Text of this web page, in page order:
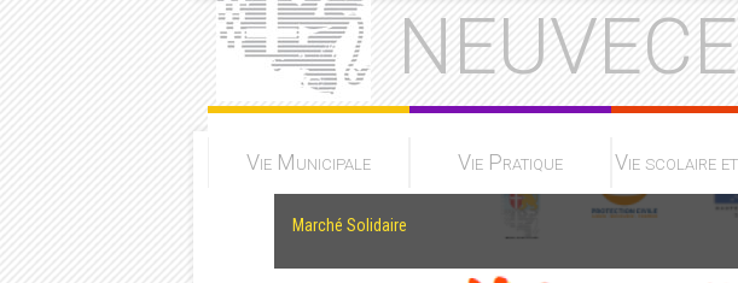
Vie Municipale Vie Pratique Vie scolaire
Marché Solidaire